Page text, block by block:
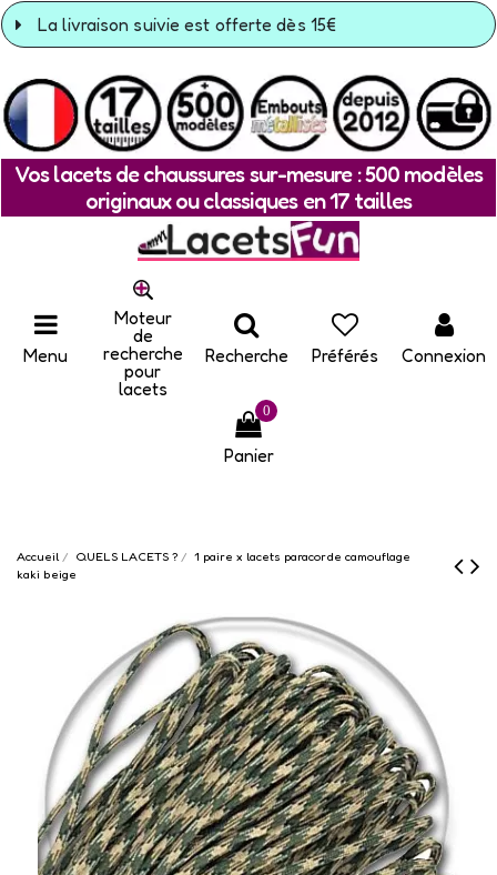
La livraison suivie est offerte dès 15€
Vos lacets de chaussures sur-mesure : 500 modèles
originaux ou classiques en 17 tailles
Menu
Moteur
de
recherche
pour
lacets
Recherche Préférés Connexion
0
Panier
Accueil QUELS LACETS ?
1 paire x lacets paracorde camouflage
kaki beige